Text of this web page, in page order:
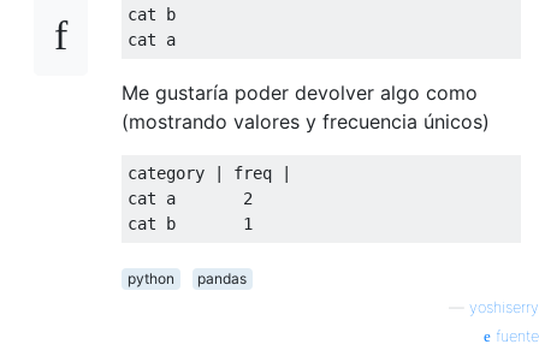
cat b
cat a
Me gustaría poder devolver algo como
(mostrando valores y frecuencia únicos)
category | freq
|
cat a 2
cat b 1
python
pandas
yoshiserry
fuente